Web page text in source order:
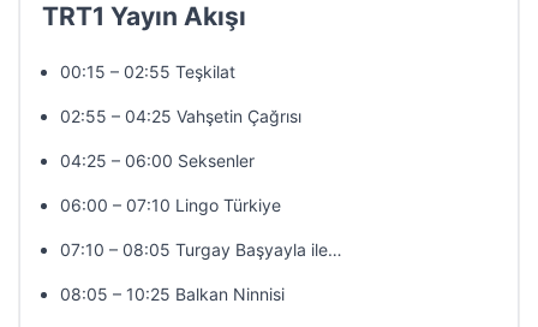
TRT1 Yayın Akışı
00:15 – 02:55 Teşkilat
02:55 – 04:25 Vahşetin Çağrısı
04:25 – 06:00 Seksenler
06:00 – 07:10 Lingo Türkiye
07:10 – 08:05 Turgay Başyayla ile…
08:05 – 10:25 Balkan Ninnisi